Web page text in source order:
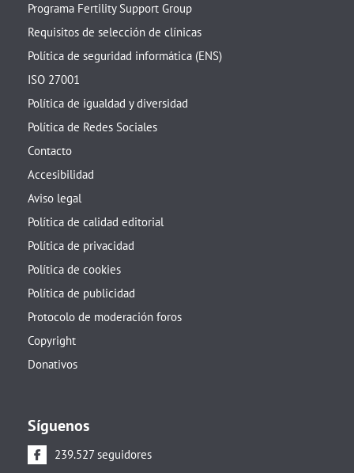
Programa Fertility Support Group
Requisitos de selección de clínicas
Política de seguridad informática (ENS)
ISO 27001
Política de igualdad y diversidad
Política de Redes Sociales
Contacto
Accesibilidad
Aviso legal
Política de calidad editorial
Política de privacidad
Política de cookies
Política de publicidad
Protocolo de moderación foros
Copyright
Donativos
Síguenos
239.527 seguidores